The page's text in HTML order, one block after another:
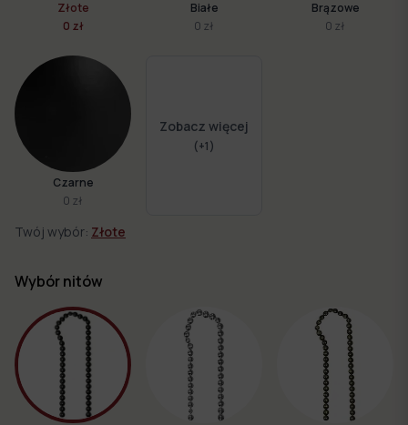
Złote
0 zł
Białe
0 zł
Brązowe
0 zł
Czarne
0 zł
Zobacz więcej
(+1)
Twój wybór: Złote
Wybór nitów